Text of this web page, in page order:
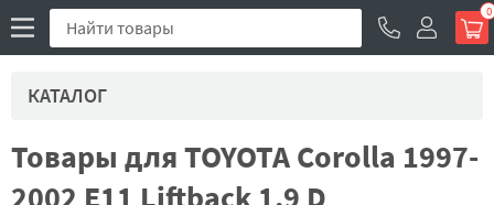
0
КАТАЛОГ
Товары для TOYOTA Corolla 1997-